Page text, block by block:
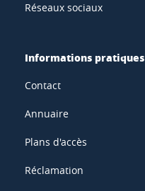
Réseaux sociaux
Informations pratiques
Contact
Annuaire
Plans d'accès
Réclamation